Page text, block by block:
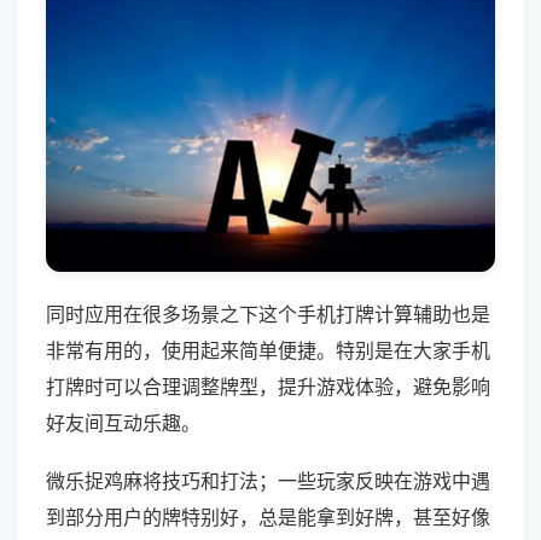
同时应用在很多场景之下这个手机打牌计算辅助也是
非常有用的，使用起来简单便捷。特别是在大家手机
打牌时可以合理调整牌型，提升游戏体验，避免影响
好友间互动乐趣。
微乐捉鸡麻将技巧和打法；一些玩家反映在游戏中遇
到部分用户的牌特别好，总是能拿到好牌，甚至好像